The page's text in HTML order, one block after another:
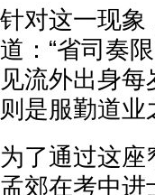
针对这一现象
道：“省司奏
见流外出身
则是服勤道业
为了通过这
孟郊在考中进